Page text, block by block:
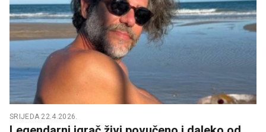
SRIJEDA 22.4.2026.